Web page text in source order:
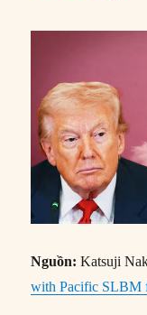
Nguồn: Katsuji
with Pacific SLBM